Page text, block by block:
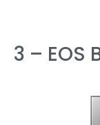
3 – EOS